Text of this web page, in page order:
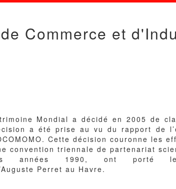
Commerce et
Mondial a décidé en 2005 de
a été prise au vu du rapport de
Cette décision couronne les
convention triennale de partenariat
années 1990, ont porté
Perret au Havre.